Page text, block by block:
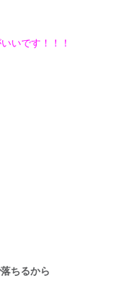
いです！！！
ちるから